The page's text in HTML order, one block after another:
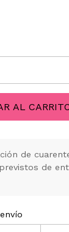
AL
de
de